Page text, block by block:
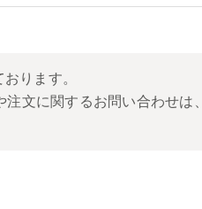
ります。
文に関するお問い合わせは、